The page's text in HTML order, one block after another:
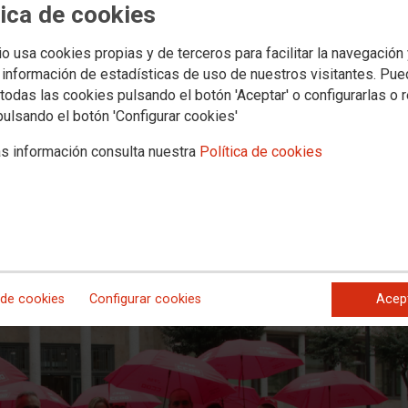
de cookies
usa cookies propias y de terceros para facilitar la navegación
de estadísticas de uso de nuestros visitantes.
las cookies pulsando el botón 'Aceptar' o configurarlas o
el botón 'Configurar cookies'
información consulta nuestra Política de cookies
cookies Configurar cookies
implicación para evitar el
y casi 2.000 indirectos, 60 en
del período de consultas del ERE en Unipost en la que, la
empresa pasa por encontrar un comprador, decenas de
Hacienda para rechazar el cierre y ERE de Unipost y exigir una salida
reunión, fecha en la que CCOO ha vuelto a convocar